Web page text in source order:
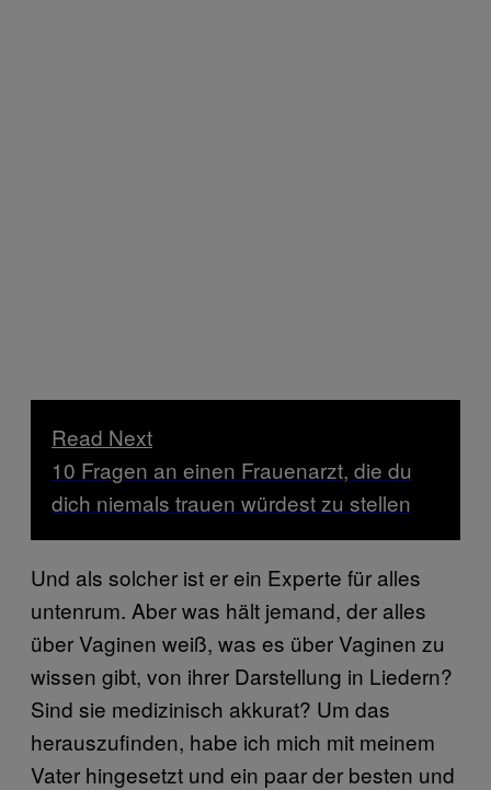
Read Next
10 Fragen an einen Frauenarzt, die du
dich niemals trauen würdest zu stellen
Und als solcher ist er ein Experte für alles
untenrum. Aber was hält jemand, der alles
über Vaginen weiß, was es über Vaginen zu
wissen gibt, von ihrer Darstellung in Liedern?
Sind sie medizinisch akkurat? Um das
herauszufinden, habe ich mich mit meinem
Vater hingesetzt und ein paar der besten und